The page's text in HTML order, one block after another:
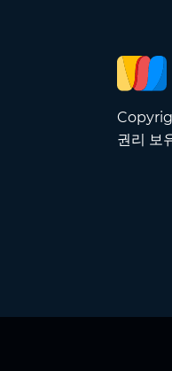
권리 보